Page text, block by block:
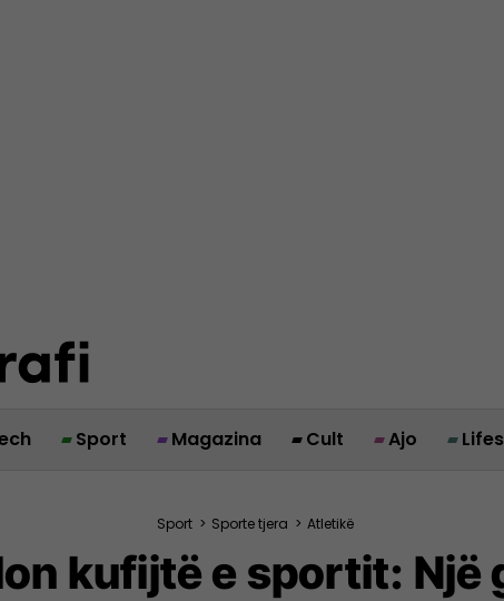
Sport Magazina Cult Ajo
Sport > Sporte tjera > Atletikë
kufijtë e sportit: Një